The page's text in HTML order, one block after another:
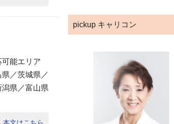
能エリア
／茨城県／
県／富山県
pickup キャリコン